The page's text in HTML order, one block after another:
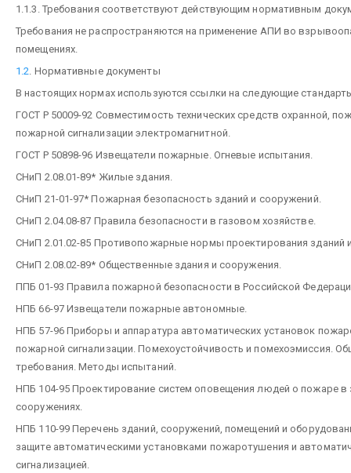
1.1.3. Требования соответствуют действующим нормативным
Требования не распространяются на применение АПИ во
помещениях.
1.2 . Нормативные документы
В настоящих нормах используются ссылки на следующие
ГОСТ Р 50009-92 Совместимость технических средств охранной,
пожарной сигнализации электромагнитной.
ГОСТ Р 50898-96 Извещатели пожарные. Огневые испытания.
СНиП 2.08.01-89* Жилые здания.
СНиП 21-01-97* Пожарная безопасность зданий и сооружений.
СНиП 2.04.08-87 Правила безопасности в газовом хозяйстве.
СНиП 2.01.02-85 Противопожарные нормы проектирования зданий
СНиП 2.08.02-89* Общественные здания и сооружения.
ППБ 01-93 Правила пожарной безопасности в Российской
НПБ 66-97 Извещатели пожарные автономные.
НПБ 57-96 Приборы и аппаратура автоматических установок
пожарной сигнализации. Помехоустойчивость и помехоэмиссия.
требования. Методы испытаний.
НПБ 104-95 Проектирование систем оповещения людей о пожаре в
сооружениях.
НПБ 110-99 Перечень зданий, сооружений, помещений и
защите автоматическими установками пожаротушения и
сигнализацией.